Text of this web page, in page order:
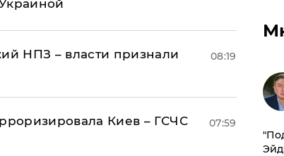
НПЗ – власти признали
08:19
Киев – ГСЧС
07:59